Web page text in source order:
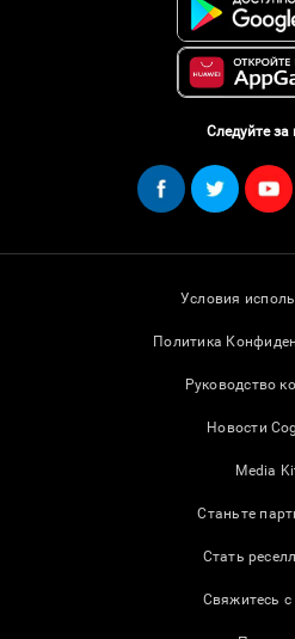
Следуйте за
Условия
Политика
Руководство
Новости
Media
Станьте
Стать
Свяжитесь